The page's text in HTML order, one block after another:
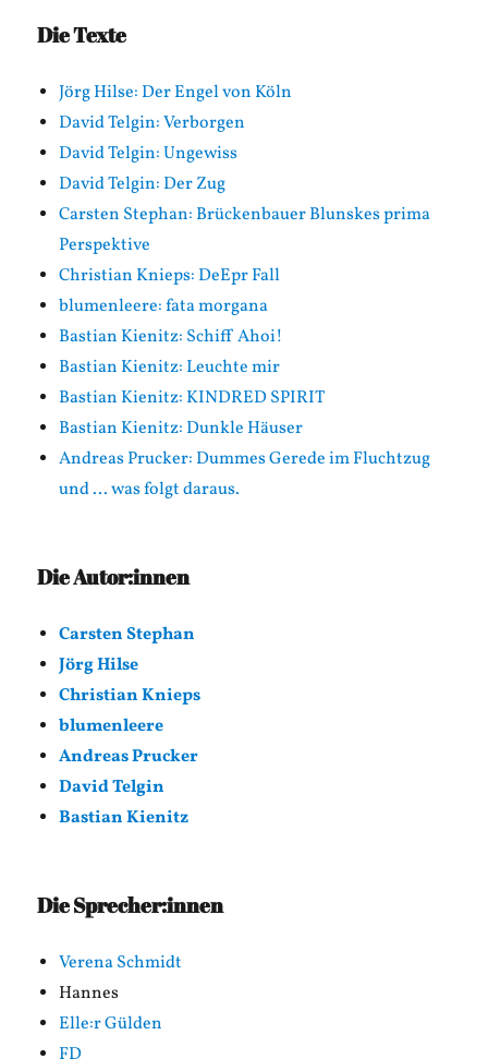
Die Texte
Jörg Hilse: Der Engel von Köln
David Telgin: Verborgen
David Telgin: Ungewiss
David Telgin: Der Zug
Carsten Stephan: Brückenbauer Blunskes prima
Perspektive
Christian Knieps: DeEpr Fall
blumenleere: fata morgana
Bastian Kienitz: Schiff Ahoi!
Bastian Kienitz: Leuchte mir
Bastian Kienitz: KINDRED SPIRIT
Bastian Kienitz: Dunkle Häuser
Andreas Prucker: Dummes Gerede im Fluchtzug
und … was folgt daraus.
Die Autor:innen
Carsten Stephan
Jörg Hilse
Christian Knieps
blumenleere
Andreas Prucker
David Telgin
Bastian Kienitz
Die Sprecher:innen
Verena Schmidt
Hannes
Elle:r Gülden